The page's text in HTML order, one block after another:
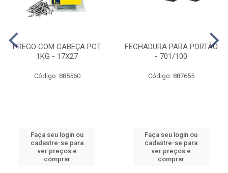
PREGO COM CABEÇA PCT.
1KG - 17X27
Código: 885560
Faça seu login ou
cadastre-se para
ver preços e
comprar
FECHADURA PARA PORTÃO
- 701/100
Código: 887655
Faça seu login ou
cadastre-se para
ver preços e
comprar